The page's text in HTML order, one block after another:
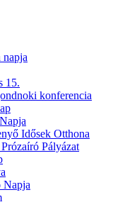
15.
konferencia
Idősek Otthona
Pályázat
Napja